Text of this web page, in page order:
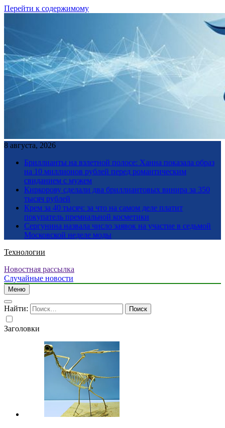
Перейти к содержимому
8 августа, 2026
Бриллианты на взлетной полосе: Ханна показала образ
на 10 миллионов рублей перед романтическим
свиданием с мужем
Киркорову сделали два бриллиантовых винира за 350
тысяч рублей
Крем за 40 тысяч: за что на самом деле платит
покупатель премиальной косметики
Сергунина назвала число заявок на участие в седьмой
Московской неделе моды
Технологии
Новостная рассылка
Случайные новости
Меню
Найти:
Заголовки